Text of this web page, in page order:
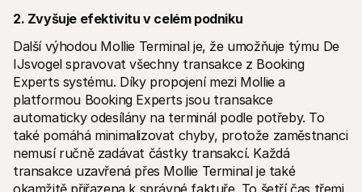
2. Zvyšuje efektivitu v celém podniku
Další výhodou Mollie Terminal je, že umožňuje týmu De
IJsvogel spravovat všechny transakce z Booking
Experts systému. Díky propojení mezi Mollie a
platformou Booking Experts jsou transakce
automaticky odesílány na terminál podle potřeby. To
také pomáhá minimalizovat chyby, protože zaměstnanci
nemusí ručně zadávat částky transakcí. Každá
transakce uzavřená přes Mollie Terminal je také
okamžitě přiřazena k správné faktuře. To šetří čas třemi